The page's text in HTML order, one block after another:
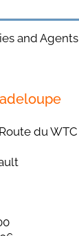
and Agents
du WTC